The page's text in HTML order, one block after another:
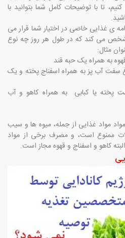
تا با توضیحات کامل شما بتوانید با
ی غذایی خاصی در اختیار شما قرار می
می کند که در طول هر روز چه نوع
مثال:
به همراه یک حبه قند
2 عدد تخم مرغ سفت آب پز به همراه اسفناج پخته و یک
300 گرم گوشت پخته یا کبابی به همراه کاهو و آب
مواد غذایی از جمله، میوه ها و سیب
ممنوع است، و مصرف برخی از مواد
کاهو و اسفناج و قهوه مجاز است.